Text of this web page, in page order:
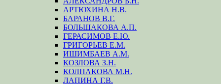
АРТЮХИНА Н.В.
БАРАНОВ В.Г.
БОЛЬШАКОВА А.П.
ГЕРАСИМОВ Е.Ю.
ГРИГОРЬЕВ Е.М.
ИШИМБАЕВ А.М.
КОЗЛОВА З.Н.
КОЛПАКОВА М.Н.
ЛАПИНА Г.В.